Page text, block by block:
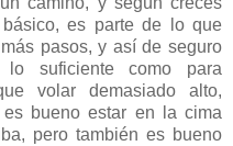
es parte de lo que
pasos, y así de seguro
suficiente como para
volar demasiado alto,
bueno estar en la cima
pero también es bueno